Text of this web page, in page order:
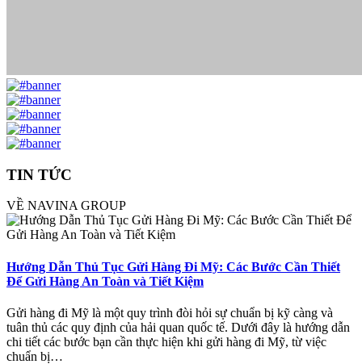
TIN TỨC
VỀ NAVINA GROUP
Hướng Dẫn Thủ Tục Gửi Hàng Đi Mỹ: Các Bước Cần Thiết
Để Gửi Hàng An Toàn và Tiết Kiệm
Gửi hàng đi Mỹ là một quy trình đòi hỏi sự chuẩn bị kỹ càng và
tuân thủ các quy định của hải quan quốc tế. Dưới đây là hướng dẫn
chi tiết các bước bạn cần thực hiện khi gửi hàng đi Mỹ, từ việc
chuẩn bị…